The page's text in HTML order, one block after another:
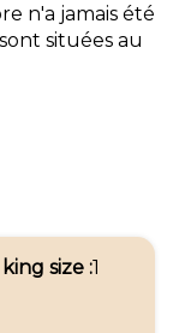
n'a jamais été
situées au
king size :1